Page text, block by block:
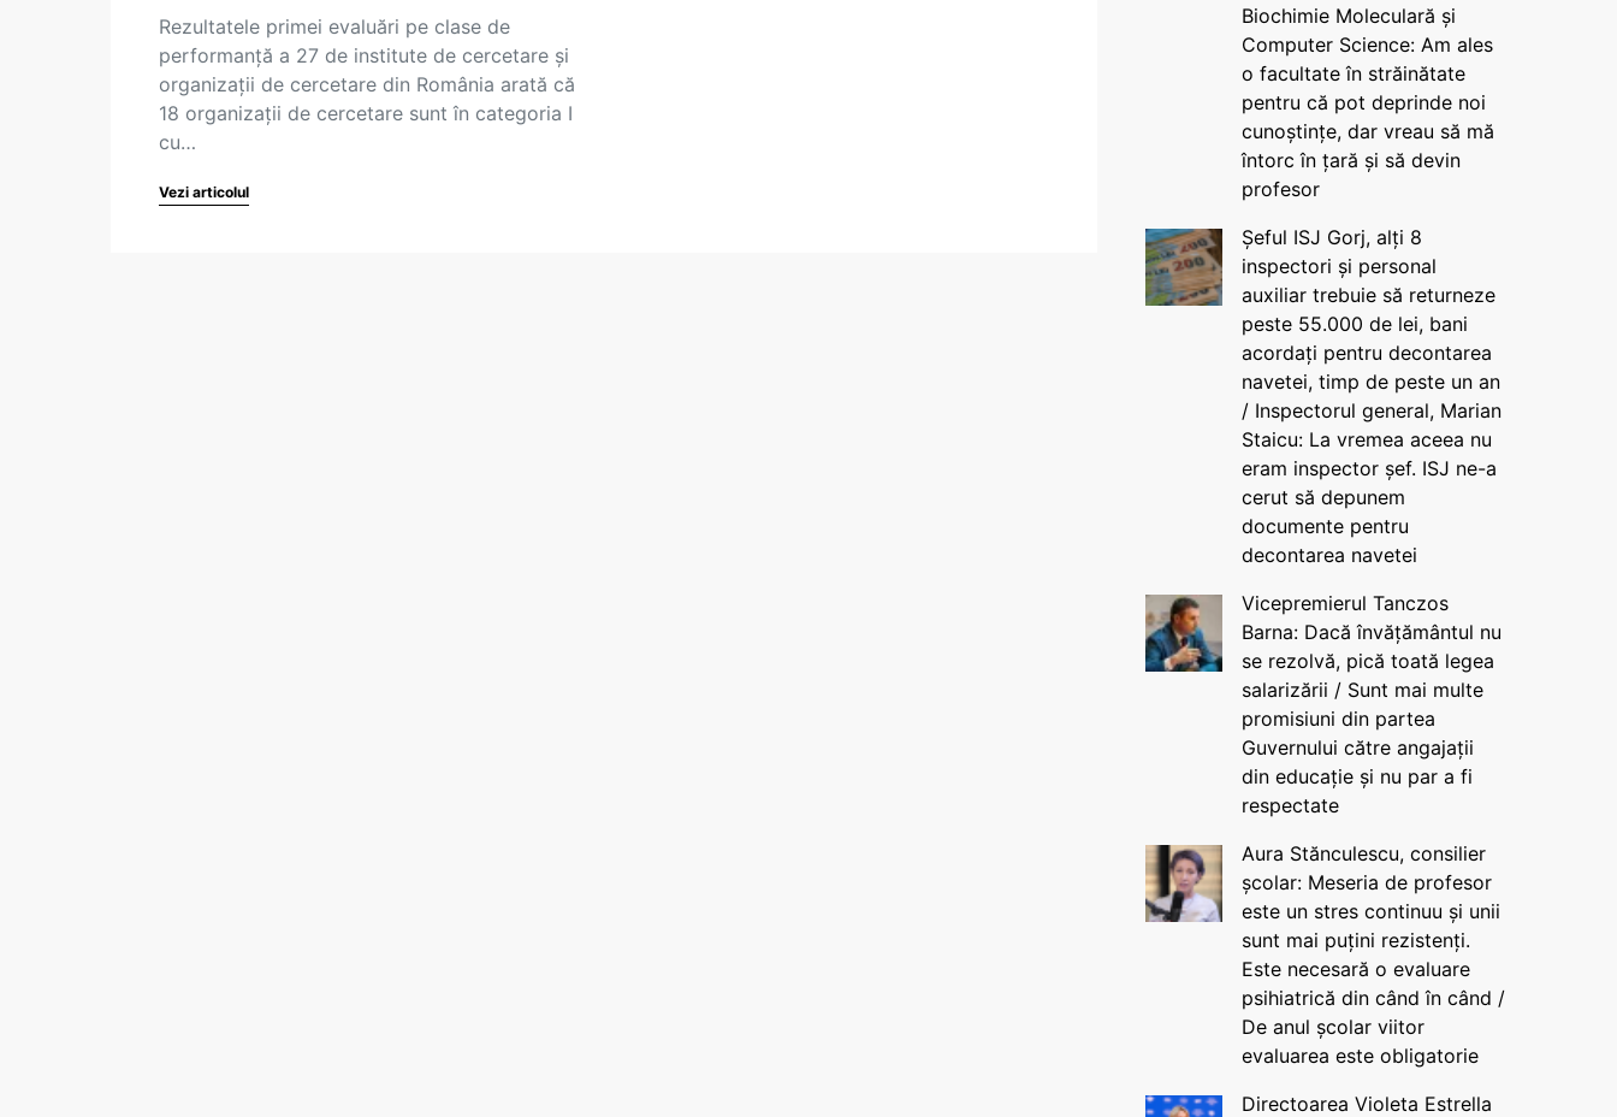
Rezultatele primei evaluări pe clase de
performanță a 27 de institute de cercetare și
organizații de cercetare din România arată că
18 organizații de cercetare sunt în categoria I
cu…
Vezi articolul
Biochimie Moleculară și
Computer Science: Am ales
o facultate în străinătate
pentru că pot deprinde noi
cunoștințe, dar vreau să mă
întorc în țară și să devin
profesor
Șeful ISJ Gorj, alți 8
inspectori și personal
auxiliar trebuie să returneze
peste 55.000 de lei, bani
acordați pentru decontarea
navetei, timp de peste un an
/ Inspectorul general, Marian
Staicu: La vremea aceea nu
eram inspector șef. ISJ ne-a
cerut să depunem
documente pentru
decontarea navetei
Vicepremierul Tanczos
Barna: Dacă învățământul nu
se rezolvă, pică toată legea
salarizării / Sunt mai multe
promisiuni din partea
Guvernului către angajații
din educație și nu par a fi
respectate
Aura Stănculescu, consilier
școlar: Meseria de profesor
este un stres continuu și unii
sunt mai puțini rezistenți.
Este necesară o evaluare
psihiatrică din când în când /
De anul școlar viitor
evaluarea este obligatorie
Directoarea Violeta Estrella